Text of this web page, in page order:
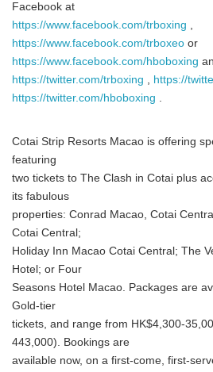
Facebook at
https://www.facebook.com/trboxing ,
https://www.facebook.com/trboxeo or
https://www.facebook.com/hboboxing
https://twitter.com/trboxing , https://
https://twitter.com/hboboxing .
Cotai Strip Resorts Macao is offering
featuring
two tickets to The Clash in Cotai plus
its fabulous
properties: Conrad Macao, Cotai
Cotai Central;
Holiday Inn Macao Cotai Central; The
Hotel; or Four
Seasons Hotel Macao. Packages are
Gold-tier
tickets, and range from HK$4,300-
443,000). Bookings are
available now, on a first-come, first-